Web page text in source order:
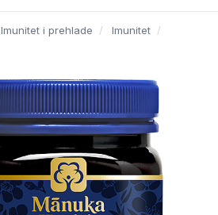
Imunitet i prehlade Imunitet
WhatsApp
X (Twitter)